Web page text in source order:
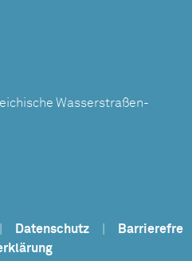
Wasserstraßen-
Datenschutz
Barrierefre